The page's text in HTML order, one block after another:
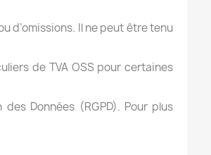
d’omissions. Il ne peut être tenu
de TVA OSS pour certaines
Données (RGPD). Pour plus